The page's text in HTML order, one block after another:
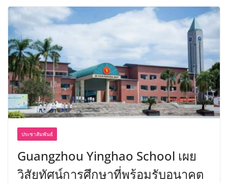
ประชาสัมพันธ์
Guangzhou Yinghao School เผย
วิสัยทัศน์การศึกษาที่พร้อมรับอนาคต